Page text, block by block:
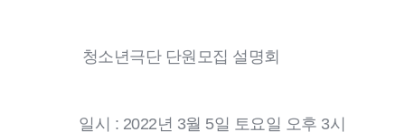
청소년극단 단원모집 설명회
일시 : 2022년 3월 5일 토요일 오후 3시